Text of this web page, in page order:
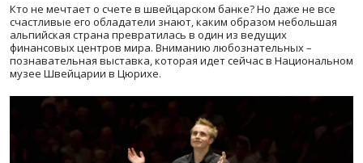
Кто не мечтает о счете в швейцарском банке? Но даже не все
счастливые его обладатели знают, каким образом небольшая
альпийская страна превратилась в один из ведущих
финансовых центров мира. Вниманию любознательных –
познавательная выставка, которая идет сейчас в Национальном
музее Швейцарии в Цюрихе.